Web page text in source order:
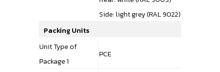
Side: light grey (RAL 9022)
Packing Units
Unit Type of
Package 1
PCE